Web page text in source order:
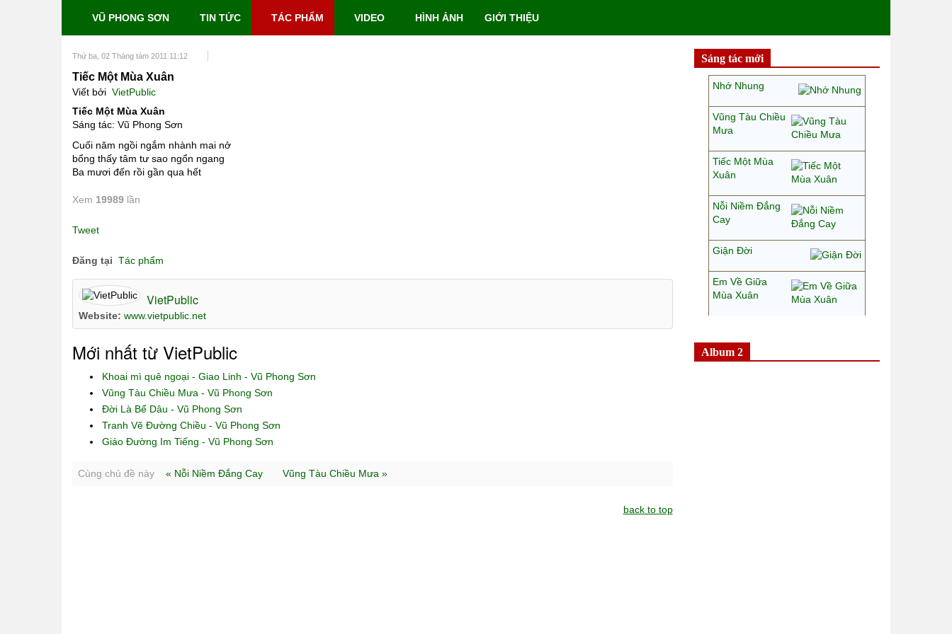
VŨ PHONG SƠN TIN TỨC TÁC PHẨM VIDEO HÌNH ẢNH GIỚI THIỆU
Thứ ba, 02 Tháng tám 2011 11:12
Tiếc Một Mùa Xuân
Viết bởi VietPublic
Tiếc Một Mùa Xuân
Sáng tác: Vũ Phong Sơn
Cuối năm ngồi ngắm nhành mai nở
bổng thấy tâm tư sao ngổn ngang
Ba mươi đến rồi gần qua hết
Xem 19989 lần
Tweet
Đăng tại Tác phẩm
VietPublic
Website: www.vietpublic.net
Mới nhất từ VietPublic
Khoai mì quê ngoại - Giao Linh - Vũ Phong Sơn
Vũng Tàu Chiều Mưa - Vũ Phong Sơn
Đời Là Bể Dâu - Vũ Phong Sơn
Tranh Vẽ Đường Chiều - Vũ Phong Sơn
Giáo Đường Im Tiếng - Vũ Phong Sơn
Cùng chủ đề này « Nỗi Niềm Đắng Cay Vũng Tàu Chiều Mưa »
back to top
Sáng tác mới
Nhớ Nhung
Vũng Tàu Chiều
Mưa
Tiếc Một Mùa
Xuân
Nỗi Niềm Đắng
Cay
Giận Đời
Em Về Giữa
Mùa Xuân
Album 2